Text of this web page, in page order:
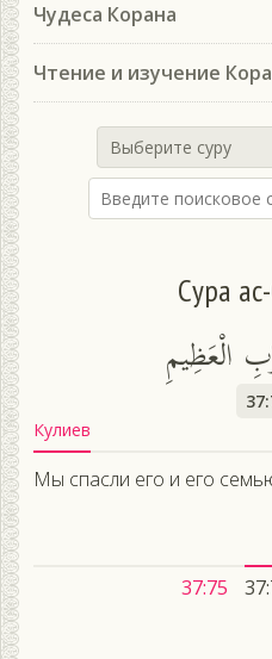
Чудеса Корана
Чтение и изучение
Выберите суру
Сура
الْعَظِيمِ
Кулиев
Мы спасли его и его
37:75